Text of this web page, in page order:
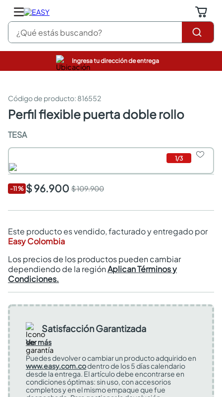
¿Qué estás buscando?
Ingresa tu dirección de entrega
: 816552
perfil flexible puerta doble rollo
TESA
1/3
-11% $ 96.900 $ 109.900
Este producto es vendido, facturado y entregado por
Easy Colombia
Los precios de los productos pueden cambiar
dependiendo de la regiónAplican Términos y
Condiciones.
Satisfacción Garantizada
Ver más
Puedes devolver o cambiar un producto adquirido en
www.easy.com.codentro de los 5 días calendario
desde la entrega. El artículo debe encontrarse en
condiciones óptimas: sin uso, con accesorios
completos y en el mismo empaque que fue
pinturas
sanitarios
comedor
pisos
comedores
armarios closet
neveras